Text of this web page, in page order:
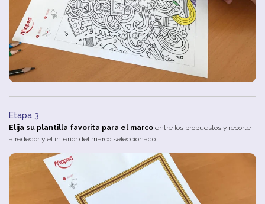
Etapa 3
Elija su plantilla favorita para el marco entre los propuestos y recorte
alrededor y el interior del marco seleccionado.